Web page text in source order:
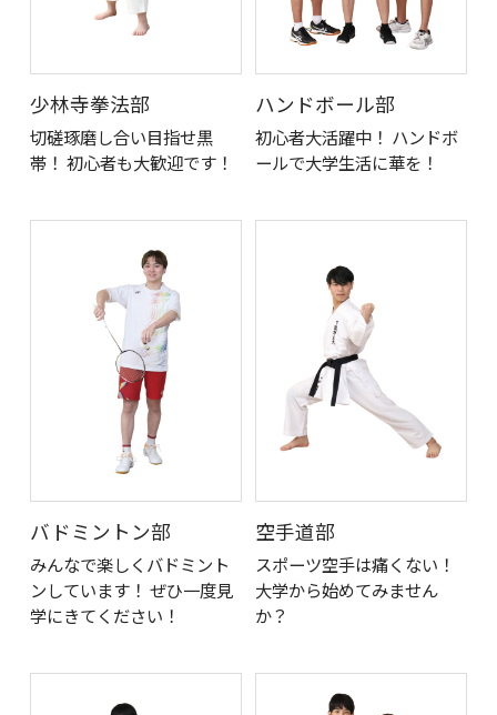
少林寺拳法部
切磋琢磨し合い目指せ黒
帯！ 初心者も大歓迎です！
ハンドボール部
初心者大活躍中！ ハンドボ
ールで大学生活に華を！
バドミントン部
みんなで楽しくバドミント
ンしています！ ぜひ一度見
学にきてください！
空手道部
スポーツ空手は痛くない！
大学から始めてみません
か？